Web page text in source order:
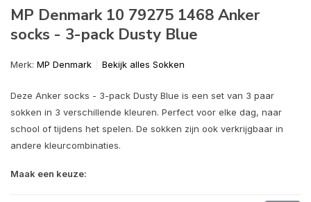
MP Denmark 10 79275 1468 Anker
socks - 3-pack Dusty Blue
Merk: MP Denmark Bekijk alles Sokken
Deze Anker socks - 3-pack Dusty Blue is een set van 3 paar
sokken in 3 verschillende kleuren. Perfect voor elke dag, naar
school of tijdens het spelen. De sokken zijn ook verkrijgbaar in
andere kleurcombinaties.
Maak een keuze: